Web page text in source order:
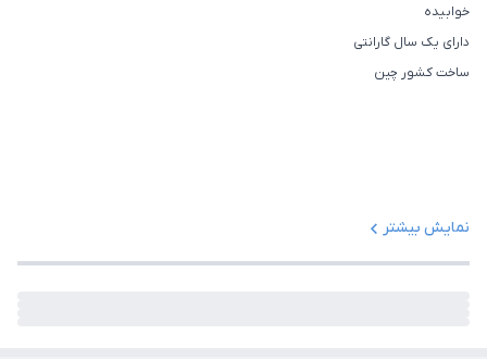
خوابیده
دارای یک سال گارانتی
ساخت کشور چین
نمایش بیشتر